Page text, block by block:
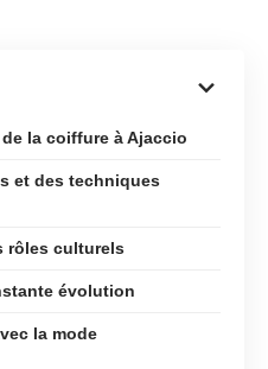
la coiffure à Ajaccio
et des techniques
rôles culturels
évolution
la mode